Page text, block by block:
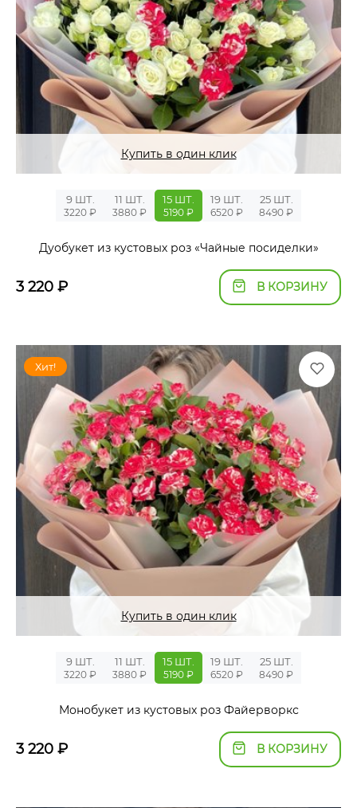
Купить в один клик
9 ШТ.
3220 ₽
11 ШТ.
3880 ₽
15 ШТ.
5190 ₽
19 ШТ.
6520 ₽
25 ШТ.
8490 ₽
Дуобукет из кустовых роз «Чайные посиделки»
3 220 ₽ В КОРЗИНУ
Хит!
Купить в один клик
9 ШТ.
3220 ₽
11 ШТ.
3880 ₽
15 ШТ.
5190 ₽
19 ШТ.
6520 ₽
25 ШТ.
8490 ₽
Монобукет из кустовых роз Файерворкс
3 220 ₽ В КОРЗИНУ